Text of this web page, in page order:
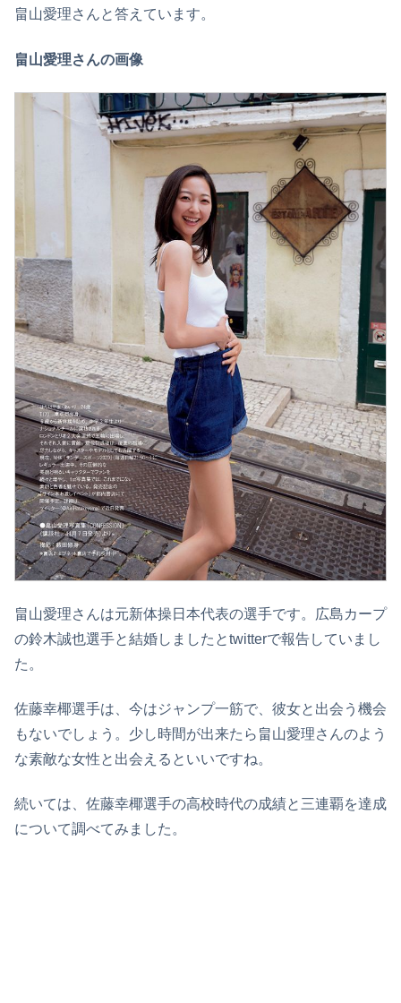
畠山愛理さんと答えています。
畠山愛理さんの画像
畠山愛理さんは元新体操日本代表の選手です。広島カープ
の鈴木誠也選手と結婚しましたとtwitterで報告していまし
た。
佐藤幸椰選手は、今はジャンプ一筋で、彼女と出会う機会
もないでしょう。少し時間が出来たら畠山愛理さんのよう
な素敵な女性と出会えるといいですね。
続いては、佐藤幸椰選手の高校時代の成績と三連覇を達成
について調べてみました。